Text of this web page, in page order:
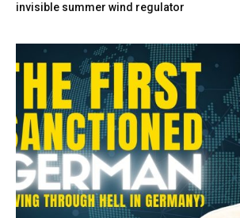
invisible summer wind regulator